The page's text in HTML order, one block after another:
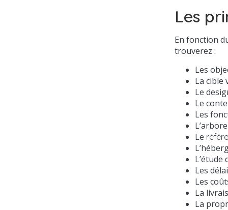
Les
En fonction
trouverez :
Les
La cible
Le
Le
Les
Le
Les
Les
La
La